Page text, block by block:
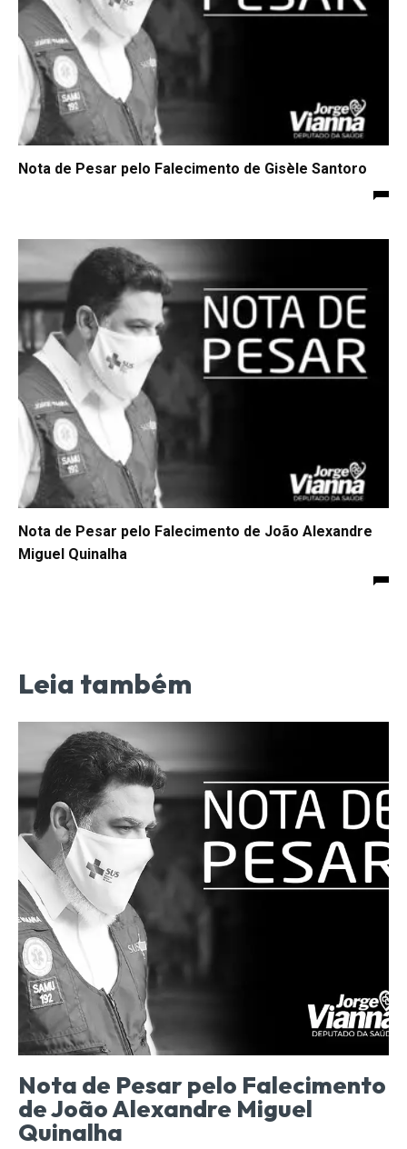
Nota de Pesar pelo Falecimento de Gisèle Santoro
Nota de Pesar pelo Falecimento de João Alexandre
Miguel Quinalha
Leia também
Nota de Pesar pelo Falecimento
de João Alexandre Miguel
Quinalha